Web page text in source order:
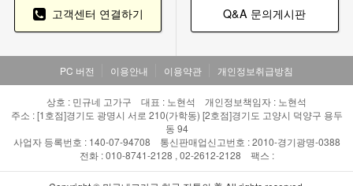
고객센터 연결하기 Q&A 문의게시판
PC 버전 이용안내 이용약관 개인정보취급방침
상호 : 민규네 고가구 대표 : 노현석 개인정보책임자 : 노현석
주소 : [1호점]경기도 광명시 서로 210(가학동) [2호점]경기도 고양시 덕양구 용두
동 94
사업자 등록번호 : 140-07-94708 통신판매업신고번호 : 2010-경기광명-0388
전화 : 010-8741-2128 , 02-2612-2128 팩스 :